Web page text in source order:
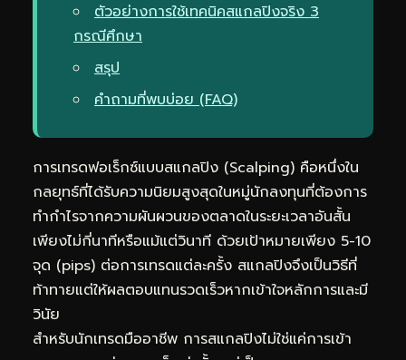
ตัวอย่างการใช้เทคนิคสแกลปิงจริง 3
กรณีศึกษา
สรุป
คำถามที่พบบ่อย (FAQ)
การเทรดฟอเร็กซ์แบบสแกลปิง (Scalping) คือหนึ่งใน
กลยุทธ์ที่ได้รับความนิยมสูงสุดในหมู่นักลงทุนที่ต้องการ
ทำกำไรจากความผันผวนของตลาดในระยะเวลาอันสั้น
เพียงไม่กี่นาทีหรือแม้แต่วินาที ด้วยเป้าหมายเพียง 5-10
จุด (pips) ต่อการเทรดแต่ละครั้ง สแกลปิงจึงเป็นวิธีที่
ท้าทายแต่ให้ผลตอบแทนรวดเร็วหากเข้าใจหลักการและมี
วินัย
สำหรับนักเทรดมืออาชีพ การสแกลปิงไม่ใช่แค่การเข้า